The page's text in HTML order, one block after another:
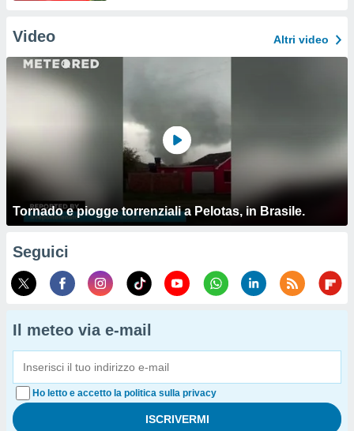
Video Altri video
Tornado e piogge torrenziali a Pelotas, in Brasile.
Seguici
Il meteo via e-mail
Ho letto e accetto la politica sulla privacy